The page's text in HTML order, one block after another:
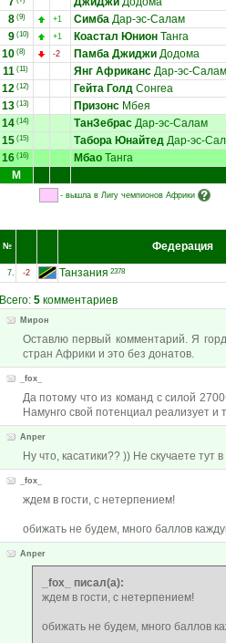
8 (9) +1 Симба Дар-эс-Салам
9 (10) +1 Коастал Юнион Танга
10 (8) -2 Памба Джиджи Додома
11 (11) Янг Африканс Дар-эс-Салам
12 (12) Гейта Голд Сонгеа
13 (13) Призонс Мбея
14 (14) ТанЗебрас Дар-эс-Салам
15 (15) Табора Юнайтед Дар-эс-
16 (16) Мбао Танга
М
- вышла в Лигу чемпионов Африки
№ Федерация
7. -2 Танзания 2378
Всего: 5 комментариев
Мирон
Оставлю первый комментарий. Я
стран Африки и это без донатов.
_fox_
Да потому что из команд с силой
Намунго свой потенциал реализует и
Anper
Ну что, касатики?? )) Не скучаете тут
_fox_
ждем в гости, с нетерпением!
обижать не будем, много баллов
Anper
_fox_ писал(а):
ждем в гости, с нетерпением!
обижать не будем, много баллов